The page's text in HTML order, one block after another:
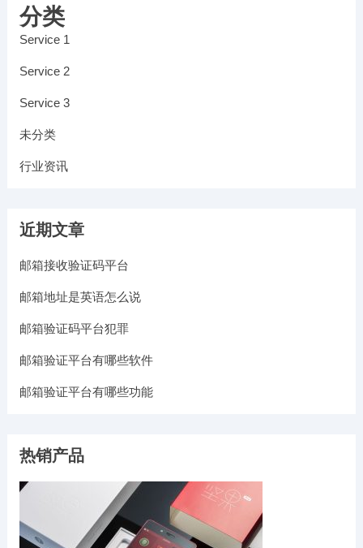
分类
Service 1
Service 2
Service 3
未分类
行业资讯
近期文章
邮箱接收验证码平台
邮箱地址是英语怎么说
邮箱验证码平台犯罪
邮箱验证平台有哪些软件
邮箱验证平台有哪些功能
热销产品